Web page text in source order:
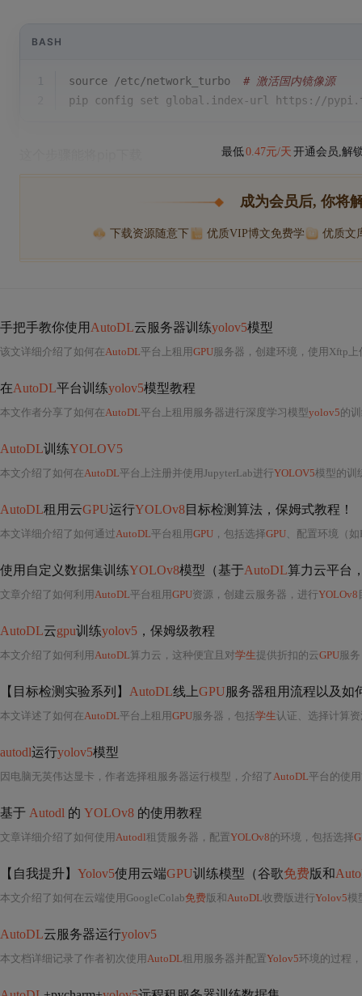
BASH
1 source /etc/network_turbo # 激活国内镜像源
pip config set global.index-url https://
最低0.47元/天 开通会员,解
成为会员后, 你将
下载资源随意下 优质VIP博文免费学 优质文
手把手教你使用 AutoDL云服务器训练yolov5模型
该文详细介绍了如何在AutoDL平台上租用GPU 服务器，创建环境，使用Xftp上传文
在AutoDL平台训练yolov5模型教程
本文作者分享了如何在AutoDL平台上租用服务器进行深度学习模型yolov5的
AutoDL训练YOLOV5
本文介绍了如何在AutoDL平台上注册并使用JupyterLab进行YOLOV5模型的训练，
AutoDL租用云GPU运行YOLOv8目标检测算法，保姆式教程！
本文详细介绍了如何通过AutoDL平台租用GPU ，包括选择GPU、配置环境（如
使用自定义数据集训练YOLOv8模型（基于AutoDL算力云平台
文章介绍了如何利用AutoDL平台租用GPU资源，创建云服务器，进行YOLOv8
AutoDL云gpu训练yolov5 ，保姆级教程
本文介绍了如何利用AutoDL算力云，这种便宜且对学生提供折扣的云GPU 服
【目标检测实验系列】 AutoDL线上GPU服务器租用流程以及如何用Pycharm软件远程
本文详述了如何在AutoDL平台上租用GPU 服务器，包括学生 认证、选择计算资源和配置
autodl运行yolov5模型
因电脑无英伟达显卡，作者选择租服务器运行模型，介绍了AutoDL平台的使
基于 Autodl 的 YOLOv8 的使用教程
文章详细介绍了如何使用Autodl租赁服务器，配置YOLOv8的环境，包括选择
【自我提升】 Yolov5使用云端GPU训练模型（谷歌免费版和
本文介绍了如何在云端使用GoogleColab免费版和AutoDL收费版进行Yolov5模
AutoDL云服务器运行yolov5
本文档详细记录了作者初次使用AutoDL租用服务器并配置Yolov5环境的过程，包括选择服务器、上传数据、创